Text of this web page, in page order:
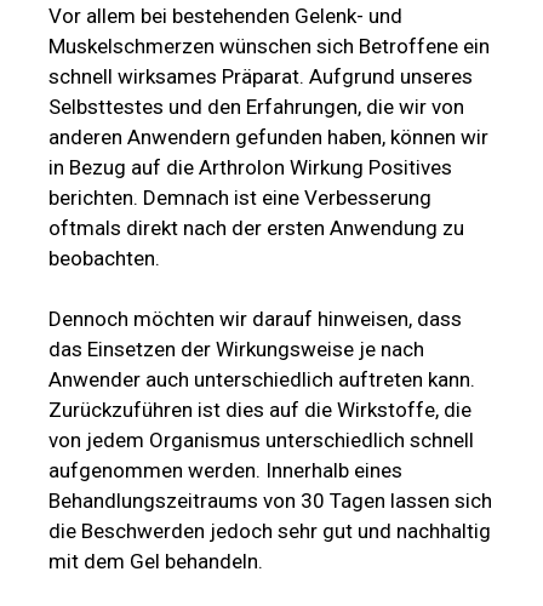
Vor allem bei bestehenden Gelenk- und
Muskelschmerzen wünschen sich Betroffene ein
schnell wirksames Präparat. Aufgrund unseres
Selbsttestes und den Erfahrungen, die wir von
anderen Anwendern gefunden haben, können wir
in Bezug auf die Arthrolon Wirkung Positives
berichten. Demnach ist eine Verbesserung
oftmals direkt nach der ersten Anwendung zu
beobachten.
Dennoch möchten wir darauf hinweisen, dass
das Einsetzen der Wirkungsweise je nach
Anwender auch unterschiedlich auftreten kann.
Zurückzuführen ist dies auf die Wirkstoffe, die
von jedem Organismus unterschiedlich schnell
aufgenommen werden. Innerhalb eines
Behandlungszeitraums von 30 Tagen lassen sich
die Beschwerden jedoch sehr gut und nachhaltig
mit dem Gel behandeln.